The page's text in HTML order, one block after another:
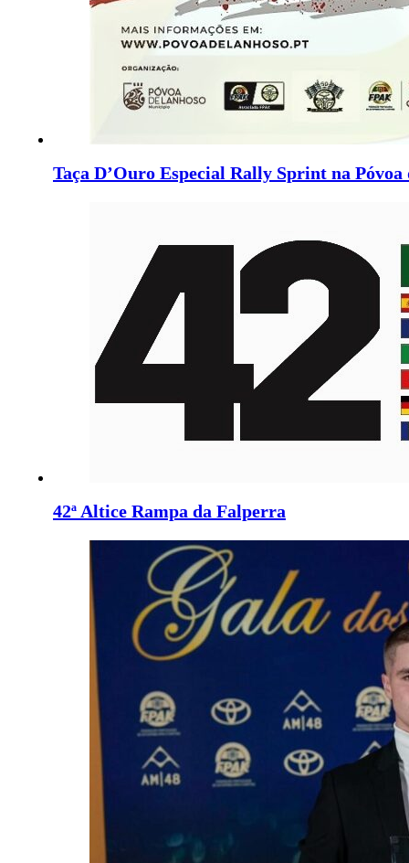
Taça D’Ouro Especial Rally Sprint na Póvoa
42ª Altice Rampa da Falperra